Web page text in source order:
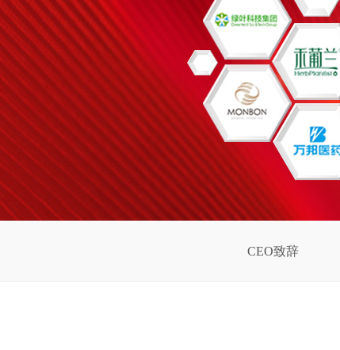
集团荣誉
社会责任
成功案例
设计案例
日化护理配方
专利技术配方
特色产品配方
特证产品配方
冻干粉系配方
极简系列配方
CEO致辞